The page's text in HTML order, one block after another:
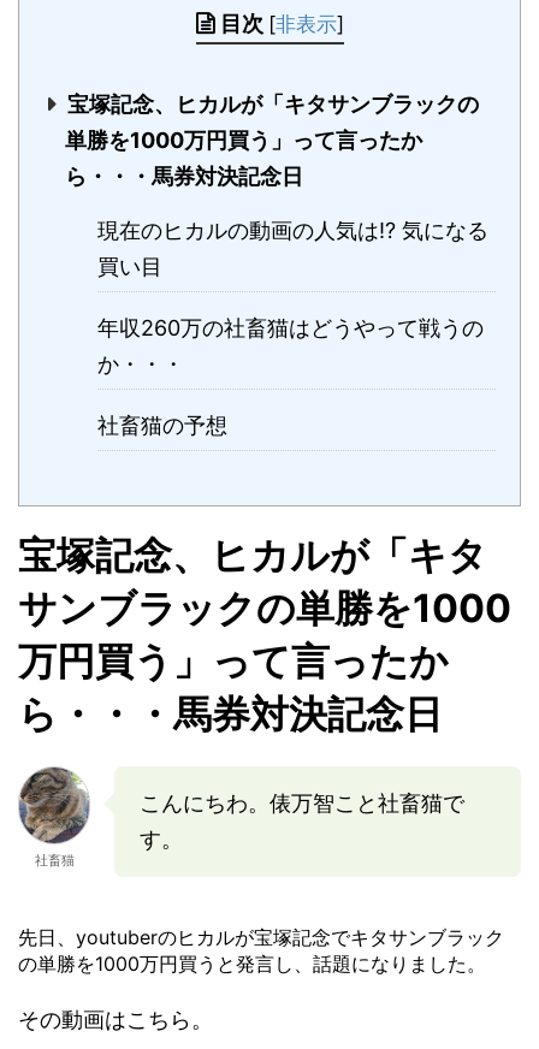
目次 [非表示]
宝塚記念、ヒカルが「キタサンブラックの
単勝を1000万円買う」って言ったか
ら・・・馬券対決記念日
現在のヒカルの動画の人気は!? 気になる
買い目
年収260万の社畜猫はどうやって戦うの
か・・・
社畜猫の予想
宝塚記念、ヒカルが「キタ
サンブラックの単勝を1000
万円買う」って言ったか
ら・・・馬券対決記念日
社畜猫
こんにちわ。俵万智こと社畜猫で
す。
先日、youtuberのヒカルが宝塚記念でキタサンブラック
の単勝を1000万円買うと発言し、話題になりました。
その動画はこちら。